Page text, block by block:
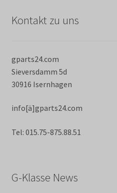
Kontakt zu uns
gparts24.com
Sieversdamm 5d
30916 Isernhagen
info[ä]gparts24.com
Tel: 015.75-875.88.51
G-Klasse News